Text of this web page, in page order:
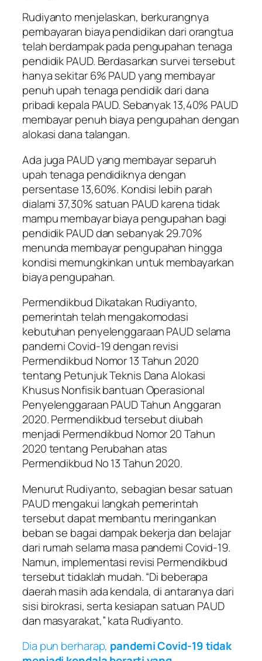
Rudiyanto menjelaskan, berkurangnya
pembayaran biaya pendidikan dari orangtua
telah berdampak pada pengupahan tenaga
pendidik PAUD. Berdasarkan survei tersebut
hanya sekitar 6% PAUD yang membayar
penuh upah tenaga pendidik dari dana
pribadi kepala PAUD. Sebanyak 13,40% PAUD
membayar penuh biaya pengupahan dengan
alokasi dana talangan.
Ada juga PAUD yang membayar separuh
upah tenaga pendidiknya dengan
persentase 13,60%. Kondisi lebih parah
dialami 37,30% satuan PAUD karena tidak
mampu membayar biaya pengupahan bagi
pendidik PAUD dan sebanyak 29.70%
menunda membayar pengupahan hingga
kondisi memungkinkan untuk membayarkan
biaya pengupahan.
Permendikbud Dikatakan Rudiyanto,
pemerintah telah mengakomodasi
kebutuhan penyelenggaraan PAUD selama
panderni Covid-19 dengan revisi
Permendikbud Nomor 13 Tahun 2020
tentang Petunjuk Teknis Dana Alokasi
Khusus Nonfisik bantuan Operasional
Penyelenggaraan PAUD Tahun Anggaran
2020. Permendikbud tersebut diubah
menjadi Permendikbud Nomor 20 Tahun
2020 tentang Perubahan atas
Permendikbud No 13 Tahun 2020.
Menurut Rudiyanto, sebagian besar satuan
PAUD mengakui langkah pemerintah
tersebut dapat membantu meringankan
beban se bagai dampak bekerja dan belajar
dari rumah selama masa pandemi Covid-19.
Namun, implementasi revisi Permendikbud
tersebut tidaklah mudah. “Di beberapa
daerah masih ada kendala, di antaranya dari
sisi birokrasi, serta kesiapan satuan PAUD
dan masyarakat,” kata Rudiyanto.
Dia pun berharap, pandemi Covid-19 tidak